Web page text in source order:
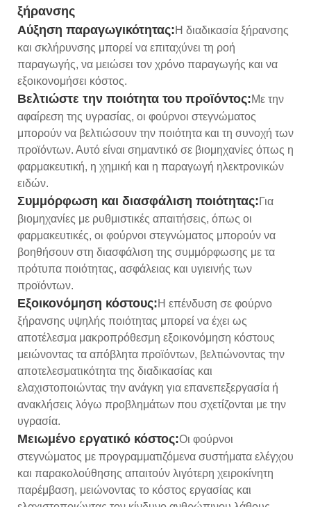
ξήρανσης
Αύξηση παραγωγικότητας:Η διαδικασία ξήρανσης
και σκλήρυνσης μπορεί να επιταχύνει τη ροή
παραγωγής, να μειώσει τον χρόνο παραγωγής και να
εξοικονομήσει κόστος.
Βελτιώστε την ποιότητα του προϊόντος:Με την
αφαίρεση της υγρασίας, οι φούρνοι στεγνώματος
μπορούν να βελτιώσουν την ποιότητα και τη συνοχή των
προϊόντων. Αυτό είναι σημαντικό σε βιομηχανίες όπως η
φαρμακευτική, η χημική και η παραγωγή ηλεκτρονικών
ειδών.
Συμμόρφωση και διασφάλιση ποιότητας:Για
βιομηχανίες με ρυθμιστικές απαιτήσεις, όπως οι
φαρμακευτικές, οι φούρνοι στεγνώματος μπορούν να
βοηθήσουν στη διασφάλιση της συμμόρφωσης με τα
πρότυπα ποιότητας, ασφάλειας και υγιεινής των
προϊόντων.
Εξοικονόμηση κόστους:Η επένδυση σε φούρνο
ξήρανσης υψηλής ποιότητας μπορεί να έχει ως
αποτέλεσμα μακροπρόθεσμη εξοικονόμηση κόστους
μειώνοντας τα απόβλητα προϊόντων, βελτιώνοντας την
αποτελεσματικότητα της διαδικασίας και
ελαχιστοποιώντας την ανάγκη για επανεπεξεργασία ή
ανακλήσεις λόγω προβλημάτων που σχετίζονται με την
υγρασία.
Μειωμένο εργατικό κόστος:Οι φούρνοι
στεγνώματος με προγραμματιζόμενα συστήματα ελέγχου
και παρακολούθησης απαιτούν λιγότερη χειροκίνητη
παρέμβαση, μειώνοντας το κόστος εργασίας και